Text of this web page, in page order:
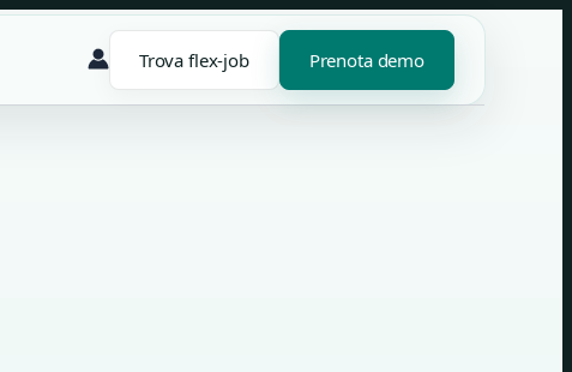
Trova flex-job Prenota demo